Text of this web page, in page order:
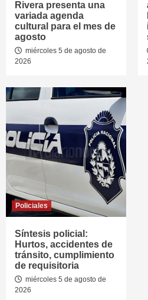
Rivera presenta una
variada agenda
cultural para el mes de
agosto
miércoles 5 de agosto de
2026
Policiales
Síntesis policial:
Hurtos, accidentes de
tránsito, cumplimiento
de requisitoria
miércoles 5 de agosto de
2026